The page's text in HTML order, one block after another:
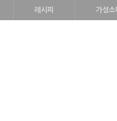
레시피 가성소